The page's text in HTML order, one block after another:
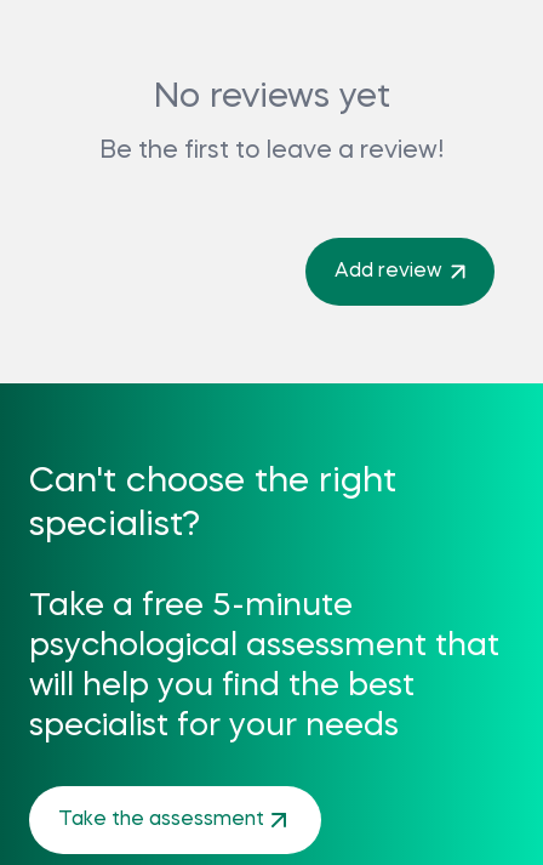
No reviews yet
Be the first to leave a review!
Add review
Can't choose the right
specialist?
Take a free 5-minute
psychological assessment that
will help you find the best
specialist for your needs
Take the assessment